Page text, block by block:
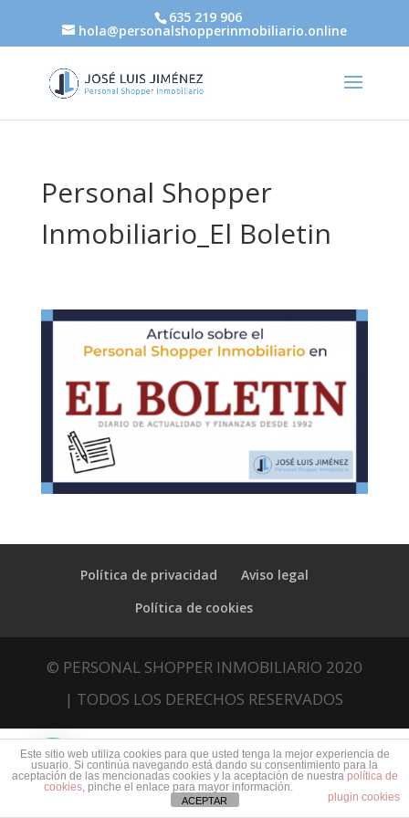
635 219 906
hola@personalshopperinmobiliario.online
Personal Shopper
Inmobiliario_El Boletin
Política de privacidad
Aviso legal
Política de cookies
© PERSONAL SHOPPER INMOBILIARIO 2020
| TODOS LOS DERECHOS RESERVADOS
Este sitio web utiliza cookies para que usted tenga la mejor experiencia de
usuario. Si continúa navegando está dando su consentimiento para la
aceptación de las mencionadas cookies y la aceptación de nuestra política de
cookies, pinche el enlace para mayor información.
plugin cookies
ACEPTAR